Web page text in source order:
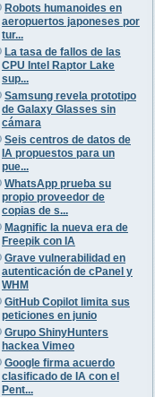
Robots humanoides en
aeropuertos japoneses por
tur...
La tasa de fallos de las
CPU Intel Raptor Lake
sup...
Samsung revela prototipo
de Galaxy Glasses sin
cámara
Seis centros de datos de
IA propuestos para un
pue...
WhatsApp prueba su
propio proveedor de
copias de s...
Magnific la nueva era de
Freepik con IA
Grave vulnerabilidad en
autenticación de cPanel y
WHM
GitHub Copilot limita sus
peticiones en junio
Grupo ShinyHunters
hackea Vimeo
Google firma acuerdo
clasificado de IA con el
Pent...